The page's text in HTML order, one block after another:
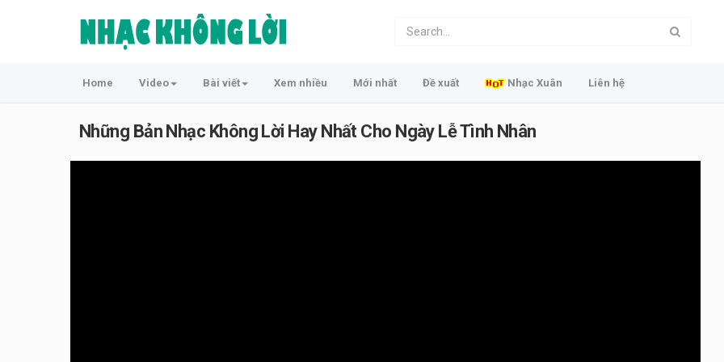
Home Video Bài viết Xem nhiều Mới nhất Đề xuất Nhạc Xuân Liên hệ
Những Bản Nhạc Không Lời Hay Nhất Cho Ngày Lễ Tình Nhân